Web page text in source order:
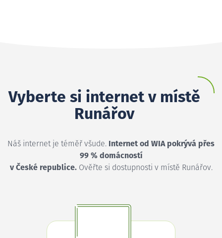
Vyberte si internet v místě
Runářov
Náš internet je téměř všude. Internet od WIA pokrývá přes
99 % domácností
v České republice.Ověřte si dostupnosti v místě Runářov.